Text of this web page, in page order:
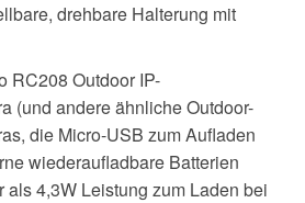
drehbare Halterung mit
RC208 Outdoor IP-
(und andere ähnliche Outdoor-
die Micro-USB zum Aufladen
wiederaufladbare Batterien
als 4,3W Leistung zum Laden bei